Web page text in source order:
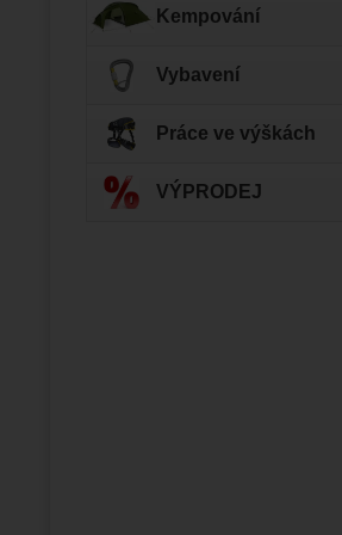
Kempování
Vybavení
Práce ve výškách
VÝPRODEJ